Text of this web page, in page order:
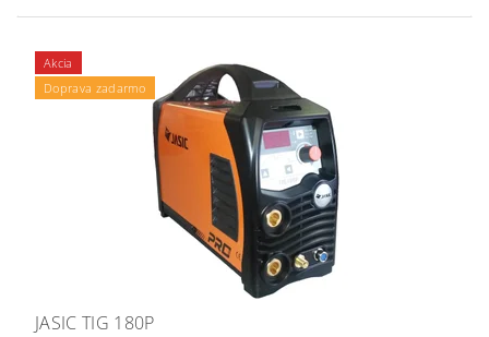
Akcia
Doprava zadarmo
JASIC TIG 180P